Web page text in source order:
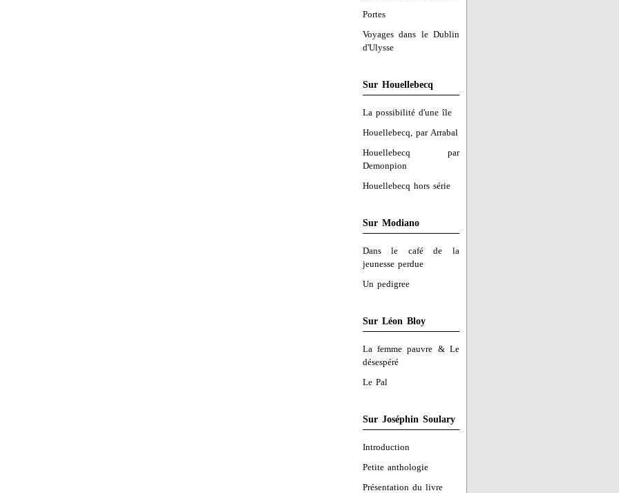
Portes
Voyages dans le Dublin
d'Ulysse
Sur Houellebecq
La possibilité d'une île
Houellebecq, par Arrabal
Houellebecq par
Demonpion
Houellebecq hors série
Sur Modiano
Dans le café de la
jeunesse perdue
Un pedigree
Sur Léon Bloy
La femme pauvre & Le
désespéré
Le Pal
Sur Joséphin Soulary
Introduction
Petite anthologie
Présentation du livre